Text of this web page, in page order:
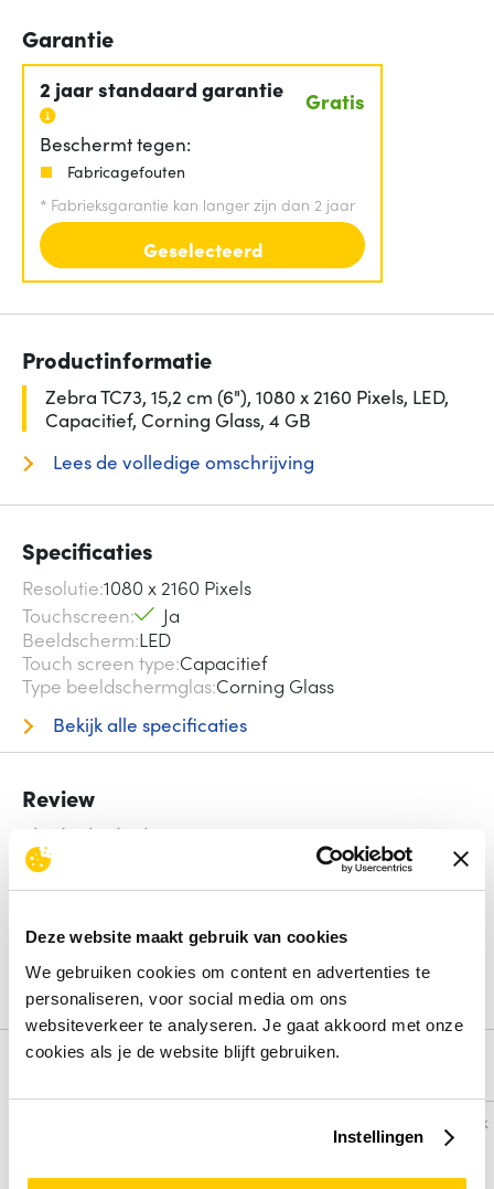
Deze website maakt gebruik van cookies
We gebruiken cookies om content en advertenties te
personaliseren, voor social media om ons
websiteverkeer te analyseren. Je gaat akkoord met onze
cookies als je de website blijft gebruiken.
Instellingen
Garantie
2 jaar standaard garantie Gratis
Beschermt tegen:
Fabricagefouten
* Fabrieksgarantie kan langer zijn dan 2 jaar
Geselecteerd
Productinformatie
Zebra TC73, 15,2 cm (6"), 1080 x 2160 Pixels, LED,
Capacitief, Corning Glass, 4 GB
Lees de volledige omschrijving
Specificaties
Resolutie 1080 x 2160 Pixels
Touchscreen
Ja
Beeldscherm LED
Touch screen type Capacitief
Type beeldschermglas Corning Glass
Bekijk alle specificaties
Review
Beoordelingen binnenkort beschikbaar
review.
Schrijf een review
Vergelijk